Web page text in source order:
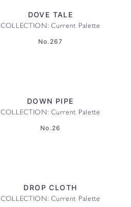
DOVE TALE
COLLECTION: Current Palette
No.267
DOWN PIPE
COLLECTION: Current Palette
No.26
DROP CLOTH
COLLECTION: Current Palette